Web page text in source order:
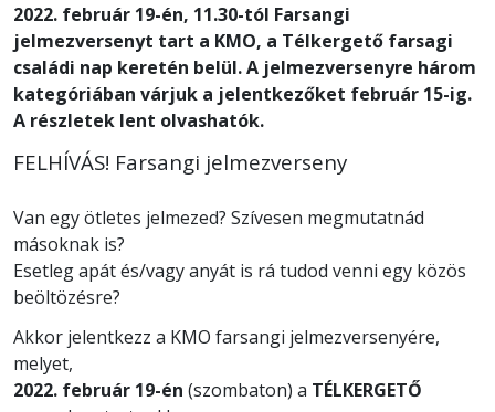
2022. február 19-én, 11.30-tól Farsangi
jelmezversenyt tart a KMO, a Télkergető farsagi
családi nap keretén belül. A jelmezversenyre három
kategóriában várjuk a jelentkezőket február 15-ig.
A részletek lent olvashatók.
FELHÍVÁS! Farsangi jelmezverseny
Van egy ötletes jelmezed? Szívesen megmutatnád
másoknak is?
Esetleg apát és/vagy anyát is rá tudod venni egy közös
beöltözésre?
Akkor jelentkezz a KMO farsangi jelmezversenyére,
melyet,
2022. február 19-én (szombaton) a TÉLKERGETŐ